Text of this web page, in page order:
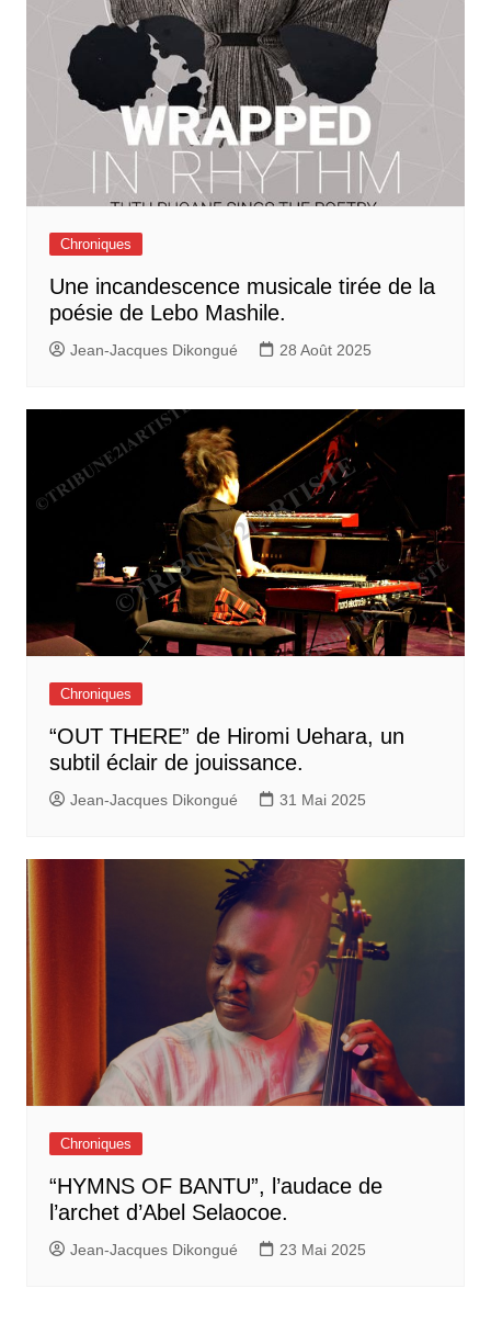
Chroniques
Une incandescence musicale tirée de la
poésie de Lebo Mashile.
Jean-Jacques Dikongué 28 Août 2025
Chroniques
“OUT THERE” de Hiromi Uehara, un
subtil éclair de jouissance.
Jean-Jacques Dikongué 31 Mai 2025
Chroniques
“HYMNS OF BANTU”, l’audace de
l’archet d’Abel Selaocoe.
Jean-Jacques Dikongué 23 Mai 2025